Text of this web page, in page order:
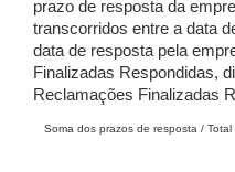
prazo de resposta da
transcorridos entre a data
data de resposta pela
Finalizadas Respondidas,
Reclamações Finalizadas
Soma dos prazos de resposta /